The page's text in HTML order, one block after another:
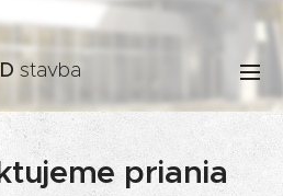
stavba
priania